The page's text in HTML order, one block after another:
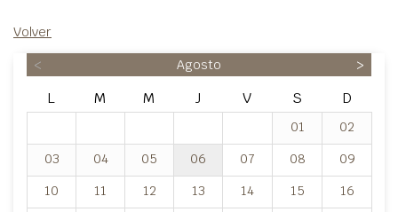
Volver
< Agosto >
L M M J V S D
01
02
03
04 05 06 07 08
09
10
11 12 13 14 15
16